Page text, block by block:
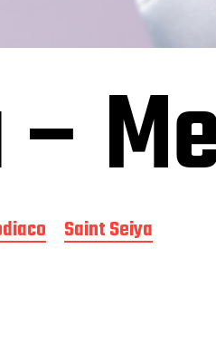
Saint Seiya